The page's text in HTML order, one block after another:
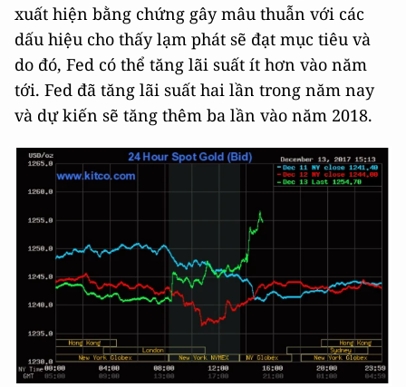
xuất hiện bằng chứng gây mâu thuẫn với các
dấu hiệu cho thấy lạm phát sẽ đạt mục tiêu và
do đó, Fed có thể tăng lãi suất ít hơn vào năm
tới. Fed đã tăng lãi suất hai lần trong năm nay
và dự kiến sẽ tăng thêm ba lần vào năm 2018.